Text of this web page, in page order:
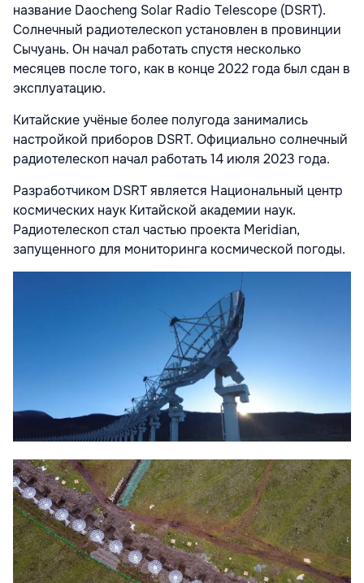
название Daocheng Solar Radio Telescope (DSRT).
Солнечный радиотелескоп установлен в провинции
Сычуань. Он начал работать спустя несколько
месяцев после того, как в конце 2022 года был сдан в
эксплуатацию.
Китайские учёные более полугода занимались
настройкой приборов DSRT. Официально солнечный
радиотелескоп начал работать 14 июля 2023 года.
Разработчиком DSRT является Национальный центр
космических наук Китайской академии наук.
Радиотелескоп стал частью проекта Meridian,
запущенного для мониторинга космической погоды.